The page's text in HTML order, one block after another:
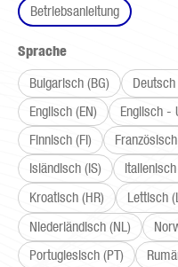
Betriebsanleitung
Spracheauswählen
Bulgarisch (BG)
Deutsch
Englisch (EN)
Englisch -
Finnisch (FI)
Isländisch (IS)
Italienisch
Kroatisch (HR)
Lettisch
Niederländisch (NL)
Portugiesisch (PT)